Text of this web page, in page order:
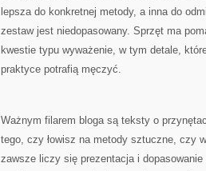
lepsza do konkretnej metody, a inna do
zestaw jest niedopasowany. Sprzęt ma
kwestie typu wyważenie, w tym detale,
praktyce potrafią męczyć.
Ważnym filarem bloga są teksty o
tego, czy łowisz na metody sztuczne, czy
zawsze liczy się prezentacja i